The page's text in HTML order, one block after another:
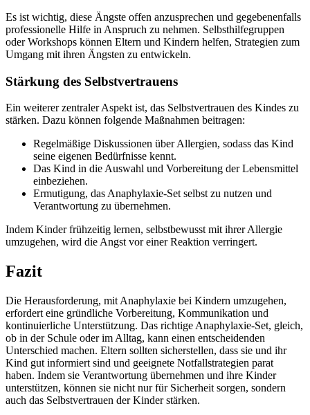
Es ist wichtig, diese Ängste offen anzusprechen und gegebenenfalls
professionelle Hilfe in Anspruch zu nehmen. Selbsthilfegruppen
oder Workshops können Eltern und Kindern helfen, Strategien zum
Umgang mit ihren Ängsten zu entwickeln.
Stärkung des Selbstvertrauens
Ein weiterer zentraler Aspekt ist, das Selbstvertrauen des Kindes zu
stärken. Dazu können folgende Maßnahmen beitragen:
Regelmäßige Diskussionen über Allergien, sodass das Kind
seine eigenen Bedürfnisse kennt.
Das Kind in die Auswahl und Vorbereitung der Lebensmittel
einbeziehen.
Ermutigung, das Anaphylaxie-Set selbst zu nutzen und
Verantwortung zu übernehmen.
Indem Kinder frühzeitig lernen, selbstbewusst mit ihrer Allergie
umzugehen, wird die Angst vor einer Reaktion verringert.
Fazit
Die Herausforderung, mit Anaphylaxie bei Kindern umzugehen,
erfordert eine gründliche Vorbereitung, Kommunikation und
kontinuierliche Unterstützung. Das richtige Anaphylaxie-Set, gleich,
ob in der Schule oder im Alltag, kann einen entscheidenden
Unterschied machen. Eltern sollten sicherstellen, dass sie und ihr
Kind gut informiert sind und geeignete Notfallstrategien parat
haben. Indem sie Verantwortung übernehmen und ihre Kinder
unterstützen, können sie nicht nur für Sicherheit sorgen, sondern
auch das Selbstvertrauen der Kinder stärken.